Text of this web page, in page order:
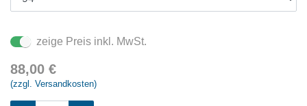
zeige Preis inkl. MwSt.
88,00 €
(zzgl. Versandkosten)